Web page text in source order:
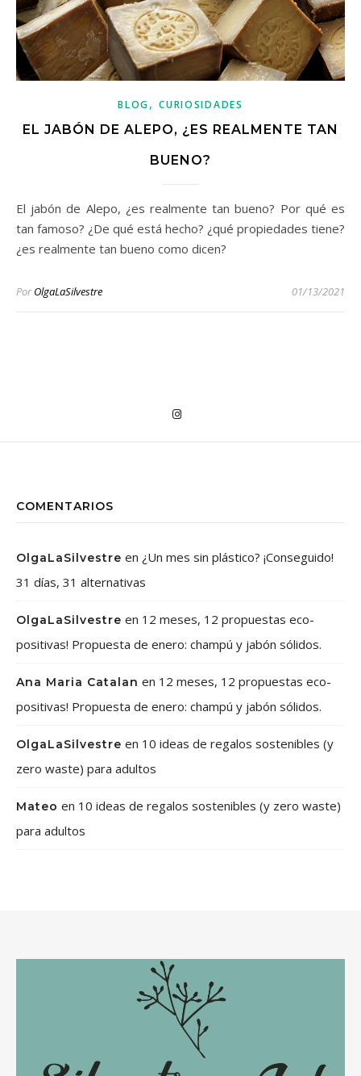
BLOG,CURIOSIDADES
EL JABÓN DE ALEPO, ¿ES REALMENTE TAN
BUENO?
El jabón de Alepo, ¿es realmente tan bueno? Por qué es
tan famoso? ¿De qué está hecho? ¿qué propiedades tiene?
¿es realmente tan bueno como dicen?
Por OlgaLaSilvestre 01/13/2021
COMENTARIOS
OlgaLaSilvestre en ¿Un mes sin plástico? ¡Conseguido!
31 días, 31 alternativas
OlgaLaSilvestre en 12 meses, 12 propuestas eco-
positivas! Propuesta de enero: champú y jabón sólidos.
Ana Maria Catalan en 12 meses, 12 propuestas eco-
positivas! Propuesta de enero: champú y jabón sólidos.
OlgaLaSilvestre en 10 ideas de regalos sostenibles (y
zero waste) para adultos
Mateo en 10 ideas de regalos sostenibles (y zero waste)
para adultos